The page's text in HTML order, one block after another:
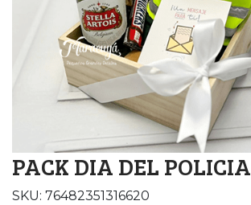
PACK DIA DEL POLICIA
SKU: 76482351316620